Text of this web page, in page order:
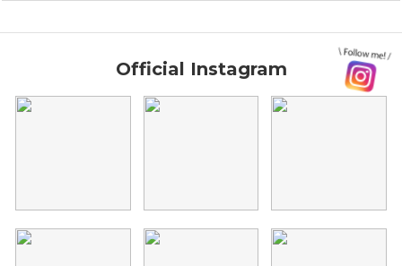
Official Instagram